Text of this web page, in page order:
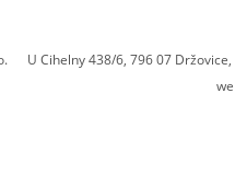
o. U Cihelny 438/6, 796 07